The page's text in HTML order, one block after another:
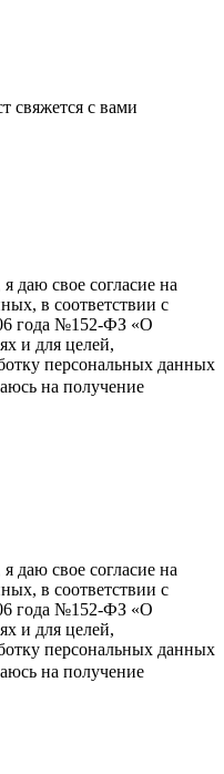
свяжется с вами
даю свое согласие на
в соответствии с
года №152-ФЗ «О
и для целей,
персональных данных
на получение
даю свое согласие на
в соответствии с
года №152-ФЗ «О
и для целей,
персональных данных
на получение